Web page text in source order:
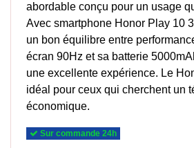
abordable conçu pour un usage
Avec smartphone Honor Play 10
un bon équilibre entre
écran 90Hz et sa batterie
une excellente expérience. Le
idéal pour ceux qui cherchent un
économique.
Sur commande 24h